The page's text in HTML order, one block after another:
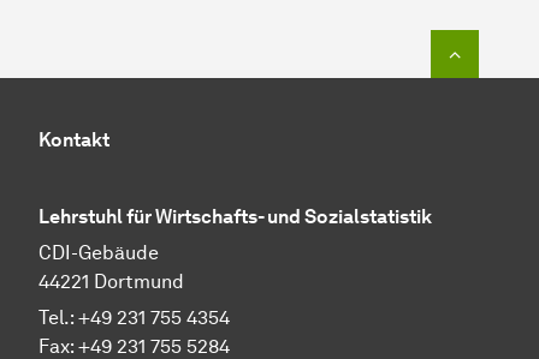
Kontakt
Lehrstuhl für Wirtschafts- und Sozialstatistik
CDI-Gebäude
44221 Dortmund
Tel.: +49 231 755 4354
Fax: +49 231 755 5284